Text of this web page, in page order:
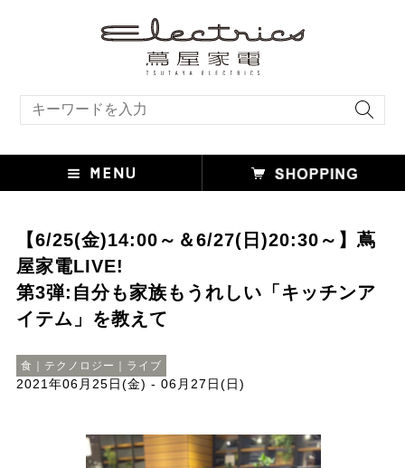
【6/25(金)14:00～＆6/27(日)20:30～】蔦
屋家電LIVE!
第3弾:自分も家族もうれしい「キッチンア
イテム」を教えて
食｜テクノロジー｜ライブ
2021年06月25日(金) - 06月27日(日)